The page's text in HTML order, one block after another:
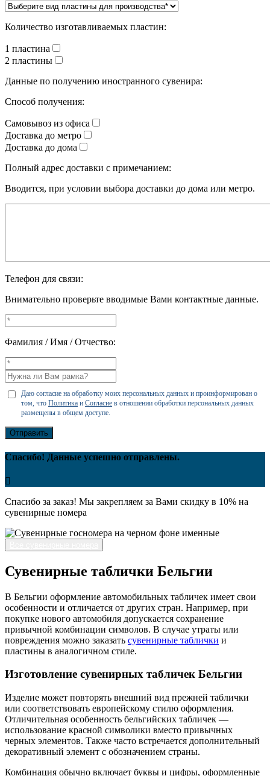
Количество изготавливаемых пластин:
1 пластина
2 пластины
Данные по получению иностранного сувенира:
Способ получения:
Самовывоз из офиса
Доставка до метро
Доставка до дома
Полный адрес доставки с примечанием:
Вводится, при условии выбора доставки до дома или метро.
Телефон для связи:
Внимательно проверьте вводимые Вами контактные данные.
Фамилия / Имя / Отчество:
Даю согласие на обработку моих персональных данных и проинформирован о
том, что Политика и Согласие в отношении обработки персональных данных
размещены в общем доступе.
Отправить
Спасибо! Данные успешно отправлены.
Спасибо за заказ! Мы закрепляем за Вами скидку в 10% на
сувенирные номера
Сувенирные таблички Бельгии
В Бельгии оформление автомобильных табличек имеет свои
особенности и отличается от других стран. Например, при
покупке нового автомобиля допускается сохранение
привычной комбинации символов. В случае утраты или
повреждения можно заказать сувенирные таблички и
пластины в аналогичном стиле.
Изготовление сувенирных табличек Бельгии
Изделие может повторять внешний вид прежней таблички
или соответствовать европейскому стилю оформления.
Отличительная особенность бельгийских табличек —
использование красной символики вместо привычных
черных элементов. Также часто встречается дополнительный
декоративный элемент с обозначением страны.
Комбинация обычно включает буквы и цифры, оформленные